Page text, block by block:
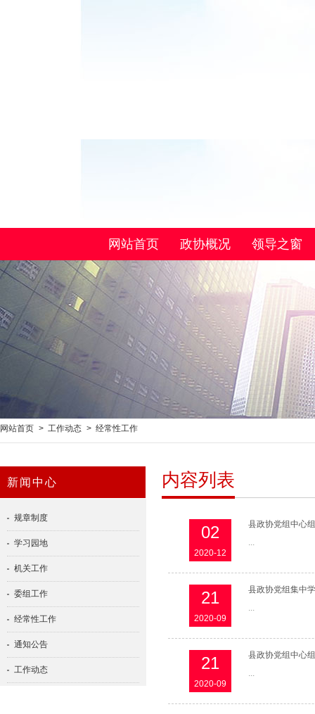
网站首页 政协概况 领导之窗
网站首页 > 工作动态 > 经常性工作
新闻中心 内容列表
规章制度
学习园地
机关工作
委组工作
经常性工作
通知公告
工作动态
02
2020-12
县政协党组中心
...
21
2020-09
县政协党组集中
...
21
2020-09
县政协党组中心
...